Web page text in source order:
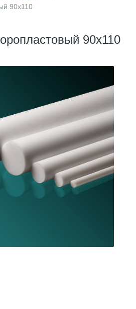
90х110
90х110